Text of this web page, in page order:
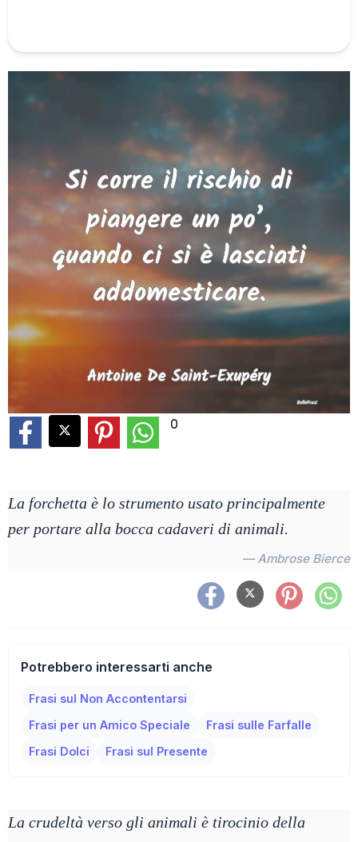
0
La forchetta è lo strumento usato principalmente
per portare alla bocca cadaveri di animali.
— Ambrose Bierce
Potrebbero interessarti anche
Frasi sul Non Accontentarsi
Frasi per un Amico Speciale
Frasi sulle Farfalle
Frasi Dolci
Frasi sul Presente
La crudeltà verso gli animali è tirocinio della